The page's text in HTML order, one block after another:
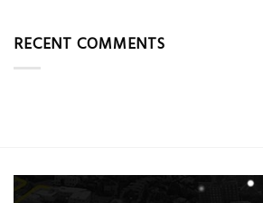
2026,
Drone
RECENT COMMENTS